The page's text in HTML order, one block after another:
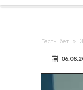
Басты бет